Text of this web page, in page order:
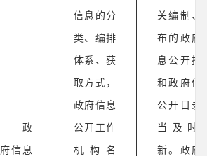
政
府信息
信息的分
类、编排
体系、获
取方式，
政府信息
公开工作
机构名
关编制、
布的政府
息公开指
和政府信
公开目录
当及时
新。政府